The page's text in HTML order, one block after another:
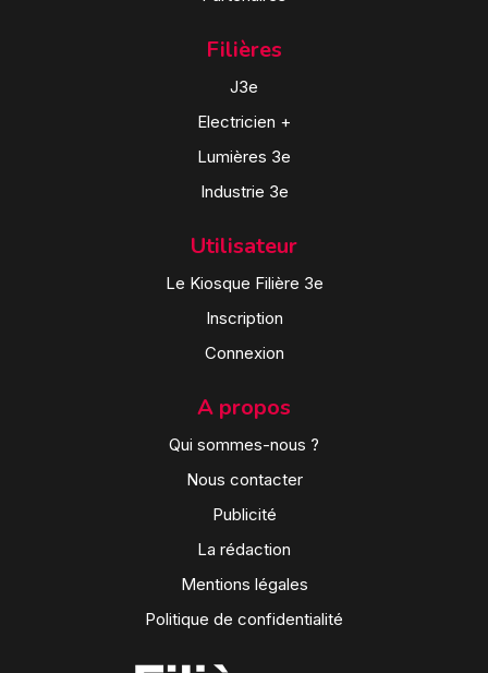
Filières
J3e
Electricien +
Lumières 3e
Industrie 3e
Utilisateur
Le Kiosque Filière 3e
Inscription
Connexion
A propos
Qui sommes-nous ?
Nous contacter
Publicité
La rédaction
Mentions légales
Politique de confidentialité